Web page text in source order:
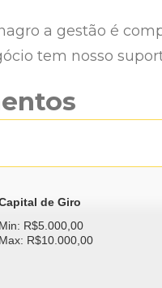
a gestão é
tem nosso
de Giro
Min: R$5.000,00
Max: R$10.000,00